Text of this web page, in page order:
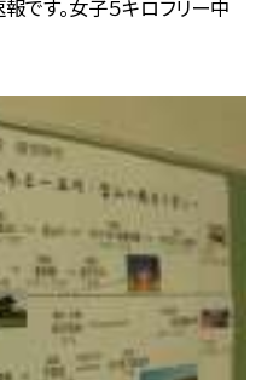
です。女子５キロフリー中